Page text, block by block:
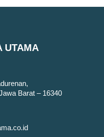
UTAMA
Barat – 16340